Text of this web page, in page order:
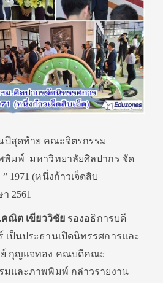
สุดท้าย คณะจิตรกรรม
พิมพ์ มหาวิทยาลัยศิลปากร จัด
1971 (หนึ่งก้าวเจ็ดสิบ
2561
คณิต เขียววิชัยรองอธิการบดี
ป็นประธานเปิดนิทรรศการและ
กุญแจทอง คณบดีคณะ
มและภาพพิมพ์ กล่าวรายงาน